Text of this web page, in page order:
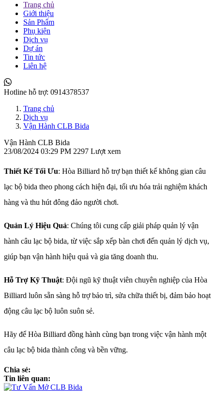
Trang chủ
Giới thiệu
Sản Phẩm
Phụ kiện
Dịch vụ
Dự án
Tin tức
Liên hệ
Hotline hỗ trợ: 0914378537
Trang chủ
Dịch vụ
Vận Hành CLB Bida
Vận Hành CLB Bida
23/08/2024 03:29 PM 2297 Lượt xem
Thiết Kế Tối Ưu: Hòa Billiard hỗ trợ bạn thiết kế không gian câu
lạc bộ bida theo phong cách hiện đại, tối ưu hóa trải nghiệm khách
hàng và thu hút đông đảo người chơi.
Quản Lý Hiệu Quả: Chúng tôi cung cấp giải pháp quản lý vận
hành câu lạc bộ bida, từ việc sắp xếp bàn chơi đến quản lý dịch vụ,
giúp bạn vận hành hiệu quả và gia tăng doanh thu.
Hỗ Trợ Kỹ Thuật: Đội ngũ kỹ thuật viên chuyên nghiệp của Hòa
Billiard luôn sẵn sàng hỗ trợ bảo trì, sửa chữa thiết bị, đảm bảo hoạt
động câu lạc bộ luôn suôn sẻ.
Hãy để Hòa Billiard đồng hành cùng bạn trong việc vận hành một
câu lạc bộ bida thành công và bền vững.
Chia sẻ:
Tin liên quan: